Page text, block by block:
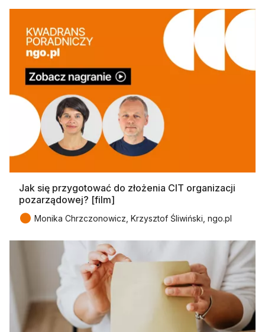
Jak się przygotować do złożenia CIT organizacji
pozarządowej? [film]
● Monika Chrzczonowicz, Krzysztof Śliwiński, ngo.pl